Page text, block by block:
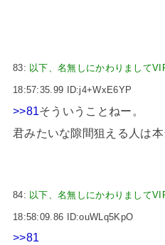
83: 以下、名無しにかわりまして
18:57:35.99 ID:j4+WxE6YP
>>81そういうことねー。
君みたいな隙間狙える人は
84: 以下、名無しにかわりまして
18:58:09.86 ID:ouWLq5KpO
>>81